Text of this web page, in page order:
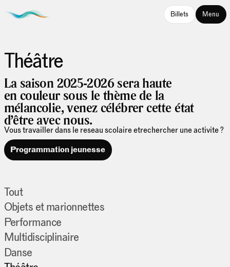
Billets Menu
Théâtre
La saison 2025-2026 sera haute
en couleur sous le thème de la
mélancolie, venez célébrer cette état
d’être avec nous.
Vous travailler dans le reseau scolaire etrechercher une activite ?
Programmation jeunesse
Tout
Objets et marionnettes
Performance
Multidisciplinaire
Danse